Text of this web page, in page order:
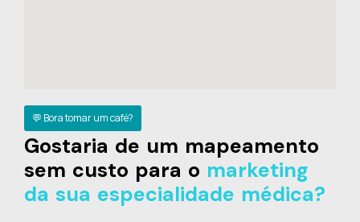
💬 Bora tomar um café?
Gostaria de um mapeamento
sem custo para o marketing
da sua especialidade médica?